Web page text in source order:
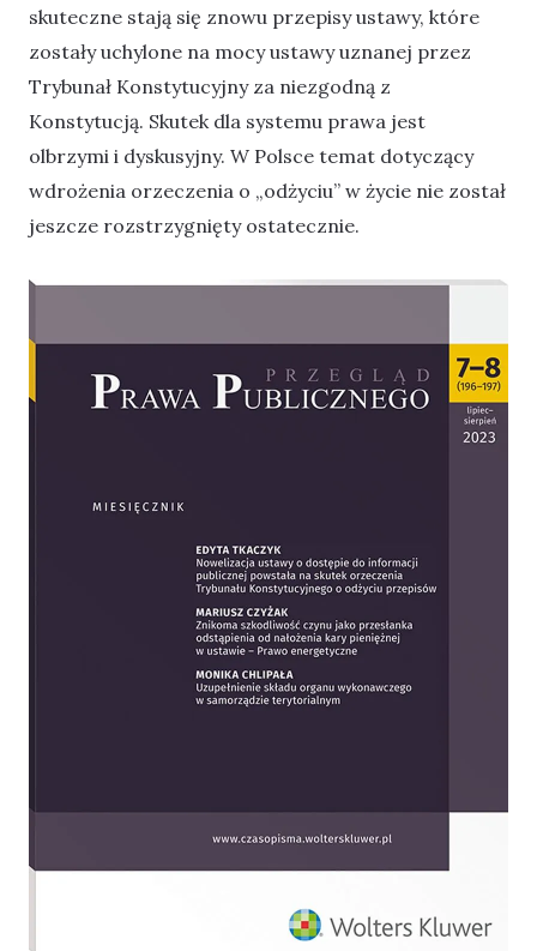
skuteczne stają się znowu przepisy ustawy, które
zostały uchylone na mocy ustawy uznanej przez
Trybunał Konstytucyjny za niezgodną z
Konstytucją. Skutek dla systemu prawa jest
olbrzymi i dyskusyjny. W Polsce temat dotyczący
wdrożenia orzeczenia o „odżyciu” w życie nie został
jeszcze rozstrzygnięty ostatecznie.